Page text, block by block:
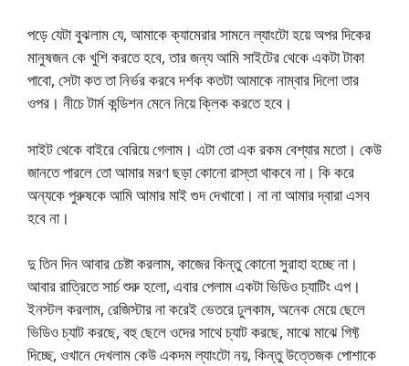
পড়ে যেটা বুঝলাম যে, আমাকে ক্যামেরার সামনে ল্যাংটো হয়ে অপর দিকের
মানুষজন কে খুশি করতে হবে, তার জন্য আমি সাইটের থেকে একটা টাকা
পাবো, সেটা কত তা নির্ভর করবে দর্শক কতটা আমাকে নাম্বার দিলো তার
ওপর। নীচে টার্ম কন্ডিশন মেনে নিয়ে ক্লিক করতে হবে।
সাইট থেকে বাইরে বেরিয়ে গেলাম। এটা তো এক রকম বেশ্যার মতো। কেউ
জানতে পারলে তো আমার মরণ ছড়া কোনো রাস্তা থাকবে না। কি করে
অন্যকে পুরুষকে আমি আমার মাই গুদ দেখাবো। না না আমার দ্বারা এসব
হবে না।
দু তিন দিন আবার চেষ্টা করলাম, কাজের কিন্তু কোনো সুরাহা হচ্ছে না।
আবার রাত্রিতে সার্চ শুরু হলো, এবার পেলাম একটা ভিডিও চ্যাটিং এপ।
ইনস্টল করলাম, রেজিস্টার না করেই ভেতরে ঢুলকাম, অনেক মেয়ে ছেলে
ভিডিও চ্যাট করছে, বহু ছেলে ওদের সাথে চ্যাট করছে, মাঝে মাঝে গিফ্ট
দিচ্ছে, ওখানে দেখলাম কেউ একদম ল্যাংটো নয়, কিন্তু উত্তেজক পোশাকে